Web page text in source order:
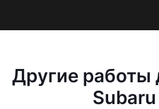
Другие работы